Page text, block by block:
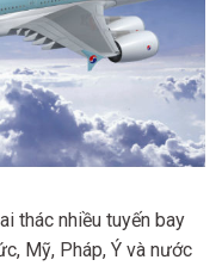
thác nhiều tuyến bay
Mỹ, Pháp, Ý và nước